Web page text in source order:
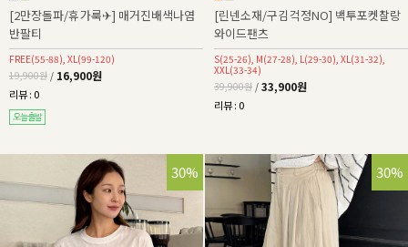
[2만장돌파/휴가룩✈] 매거진배색나염
반팔티
FREE(55-88), XL(99-120)
19,900원 / 16,900원
리뷰 : 0
[린넨소재/구김걱정NO] 백투포켓찰랑
와이드팬츠
S(25-26), M(27-28), L(29-30), XL(31-32),
XXL(33-34)
39,900원 / 33,900원
리뷰 : 0
30% 30%